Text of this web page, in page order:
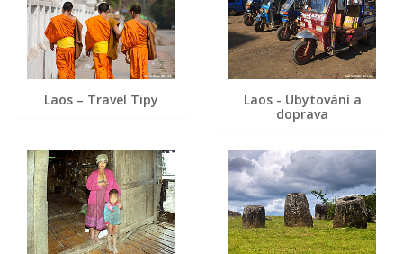
Laos – Travel Tipy
Laos - Ubytování a
doprava